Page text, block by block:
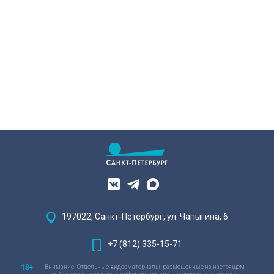
197022, Санкт-Петербург, ул. Чапыгина, 6
+7 (812) 335-15-71
Внимание! Отдельные видеоматериалы, размещенные на настоящем